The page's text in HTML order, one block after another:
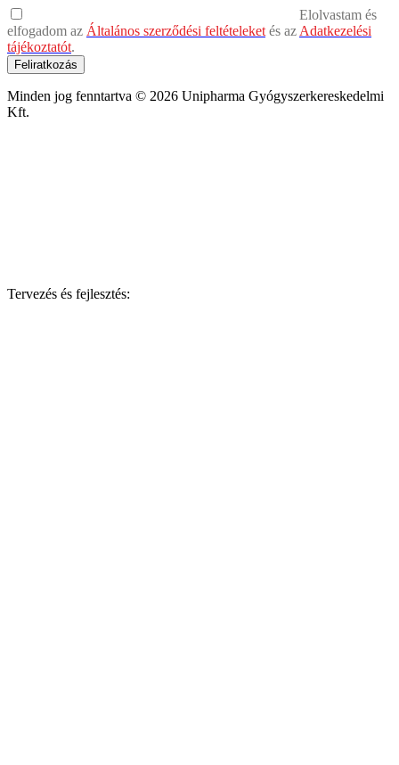
Elolvastam és
elfogadom az Általános szerződési feltételeket és az Adatkezelési
tájékoztatót.
Feliratkozás
Minden jog fenntartva © 2026 Unipharma Gyógyszerkereskedelmi
Kft.
Tervezés és fejlesztés: